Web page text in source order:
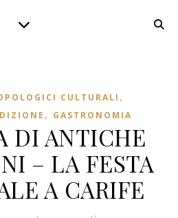
CULTURALI ,
, GASTRONOMIA
DI ANTICHE
– LA FESTA
A CARIFE